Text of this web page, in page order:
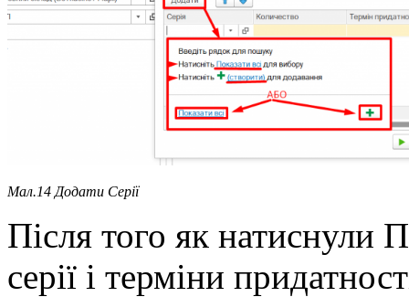
Мал.14 Додати Серії
Після того як натиснули
серії і терміни